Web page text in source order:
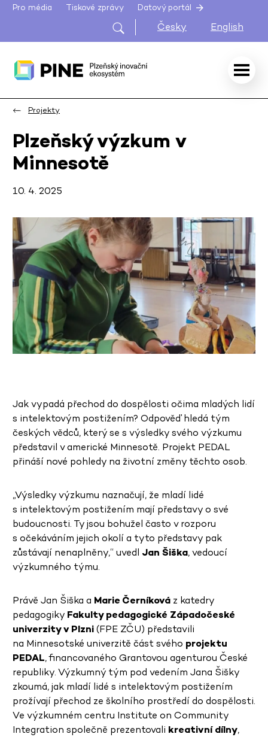
Pro média Tiskové zprávy Datový portál
Česky English
Projekty
Plzeňský výzkum v
Minnesotě
10. 4. 2025
Jak vypadá přechod do dospělosti očima mladých lidí
s intelektovým postižením? Odpověď hledá tým
českých vědců, který se s výsledky svého výzkumu
představil v americké Minnesotě. Projekt PEDAL
přináší nové pohledy na životní změny těchto osob.
„Výsledky výzkumu naznačují, že mladí lidé
s intelektovým postižením mají představy o své
budoucnosti. Ty jsou bohužel často v rozporu
s očekáváním jejich okolí a tyto představy pak
zůstávají nenaplněny,“ uvedl Jan Šiška, vedoucí
výzkumného týmu.
Právě Jan Šiška a Marie Černíková z katedry
pedagogiky Fakulty pedagogické Západočeské
univerzity v Plzni(FPE ZČU) představili
na Minnesotské univerzitě část svého projektu
PEDAL, financovaného Grantovou agenturou České
republiky. Výzkumný tým pod vedením Jana Šišky
zkoumá, jak mladí lidé s intelektovým postižením
prožívají přechod ze školního prostředí do dospělosti.
Ve výzkumném centru Institute on Community
Integration společně prezentovali kreativní dílny,